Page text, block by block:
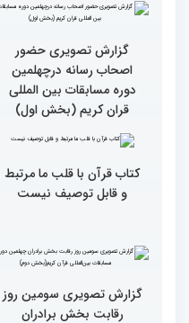
گزارش تصویری حضور
پررنگ کودکان و نوجوانان در
چهلمین دوره مسابقات بین
اول)
گزارش تصویری حضور
اصحاب رسانه درچهلمین
دوره مسابقات بین المللی
قران کریم (بخش اول)